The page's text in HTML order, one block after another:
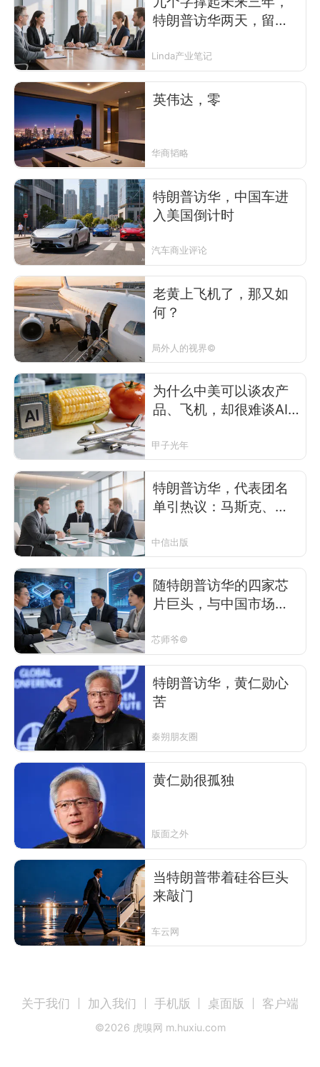
特朗普访华两天，留下
Linda产业笔记
英伟达，零
华商韬略
特朗普访华，中国车进
入美国倒计时
汽车商业评论
老黄上飞机了，那又如
何？
局外人的视界©
为什么中美可以谈农产
品、飞机，却很难谈AI
甲子光年
特朗普访华，代表团名
单引热议：马斯克、库
中信出版
随特朗普访华的四家芯
片巨头，与中国市场的
芯师爷©
特朗普访华，黄仁勋心
苦
秦朔朋友圈
黄仁勋很孤独
版面之外
当特朗普带着硅谷巨头
来敲门
车云网
关于我们 加入我们 手机版 桌面版 客户端
©2026 虎嗅网 m.huxiu.com